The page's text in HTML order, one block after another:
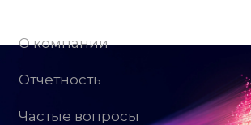
О компании
Отчетность
Частые вопросы